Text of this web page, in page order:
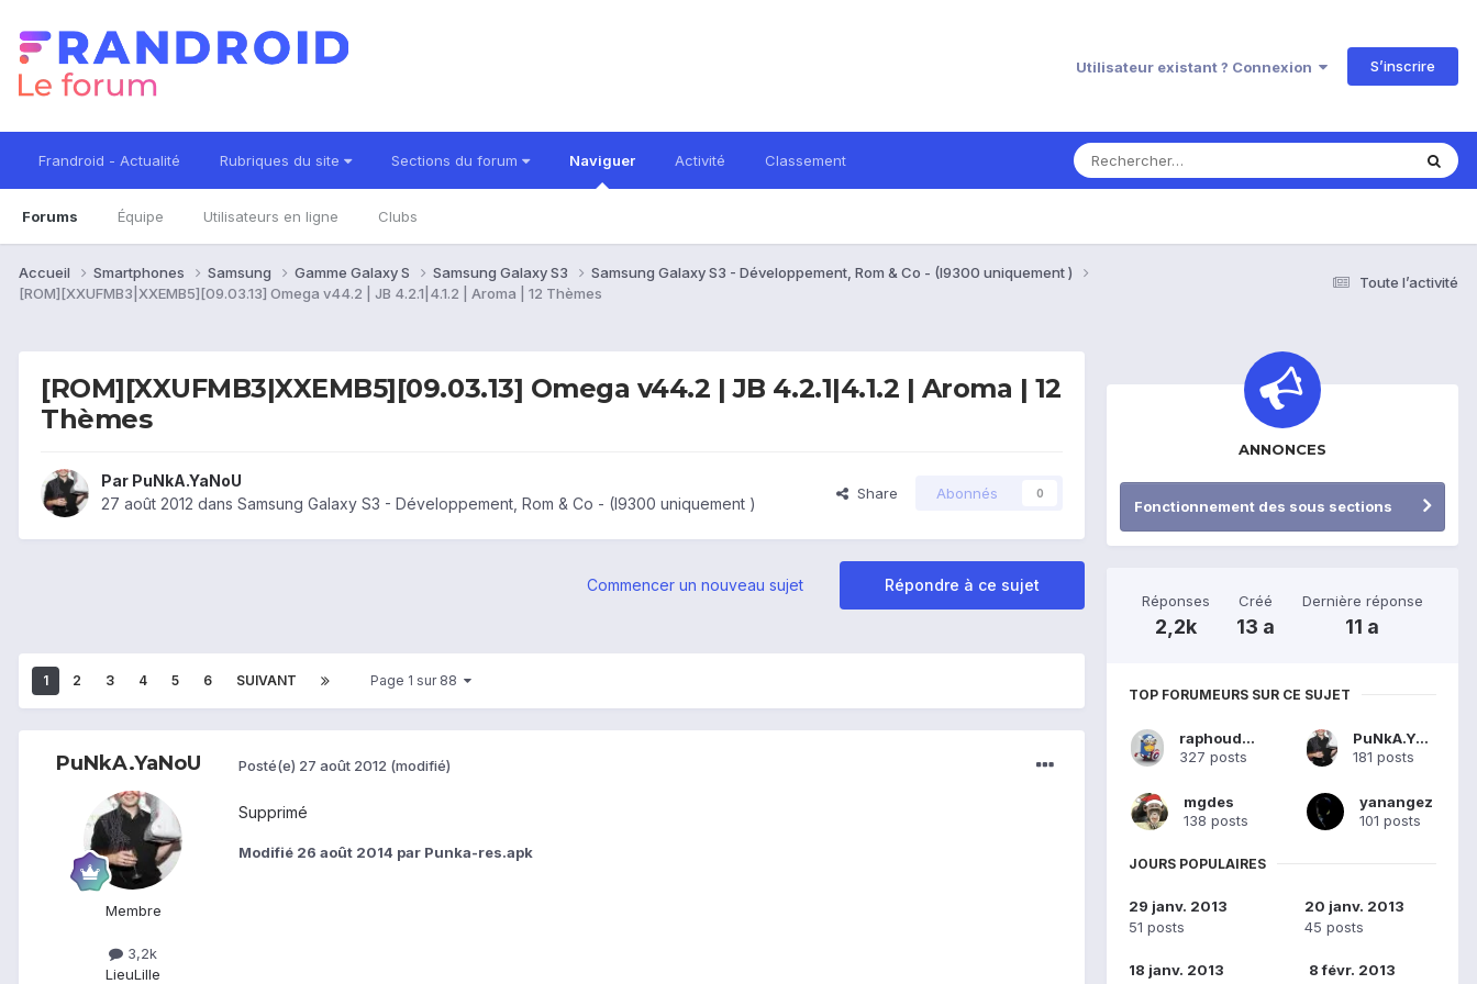
Utilisateur existant ? Connexion S’inscrire
Frandroid - Actualité Rubriques du site Sections du forum Naviguer
Forums Équipe Utilisateurs en ligne Clubs
Activité Classement
Toute l’activité
Accueil Smartphones Samsung Gamme Galaxy S Samsung Galaxy S3
Samsung Galaxy S3 - Développement, Rom & Co - (I9300 uniquement )
[ROM][XXUFMB3|XXEMB5][09.03.13] Omega v44.2 | JB 4.2.1|4.1.2 | Aroma | 12 Thèmes
[ROM][XXUFMB3|XXEMB5][09.03.13] Omega v44.2 | JB 4.2.1|4.1.2 | Aroma | 12
Thèmes
Par PuNkA.YaNoU
27 août 2012 dans Samsung Galaxy S3 - Développement, Rom & Co - (I9300 uniquement )
Share Abonnés 0
Répondre à ce sujet
Commencer un nouveau sujet
1 2 3 4 5 6 SUIVANT Page 1 sur 88
PuNkA.YaNoU
Membre
3,2k
LieuLille
Posté(e) 27 août 2012 (modifié)
Supprimé
Modifié 26 août 2014 par Punka-res.apk
ANNONCES
Fonctionnement des sous sections
Réponses
2,2k
Créé
13 a
Dernière réponse
11 a
TOP FORUMEURS SUR CE SUJET
raphoudu57
327 posts
PuNkA.YaNoU
181 posts
mgdes
138 posts
yanangez
101 posts
JOURS POPULAIRES
29 janv. 2013
51 posts
20 janv. 2013
45 posts
18 janv. 2013
8 févr. 2013